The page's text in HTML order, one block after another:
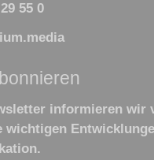
55 0
informieren wir
wichtigen